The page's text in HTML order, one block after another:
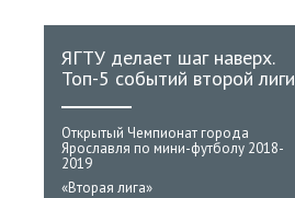
ЯГТУ делает шаг наверх.
Топ-5 событий второй лиги
Открытый Чемпионат города
Ярославля по мини-футболу 2018-
2019
«Вторая лига»